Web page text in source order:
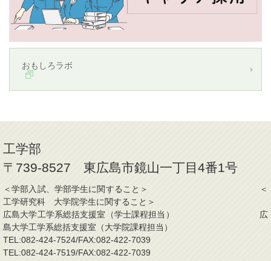
おもしろラボ
工学部
〒739-8527 東広島市鏡山一丁目4番1号
＜学部入試、学部学生に関すること＞ ＜
工学研究科 大学院学生に関すること＞
広島大学工学系総括支援室（学士課程担当） 広
島大学工学系総括支援室（大学院課程担当）
TEL:082-424-7524/FAX:082-422-7039
TEL:082-424-7519/FAX:082-422-7039